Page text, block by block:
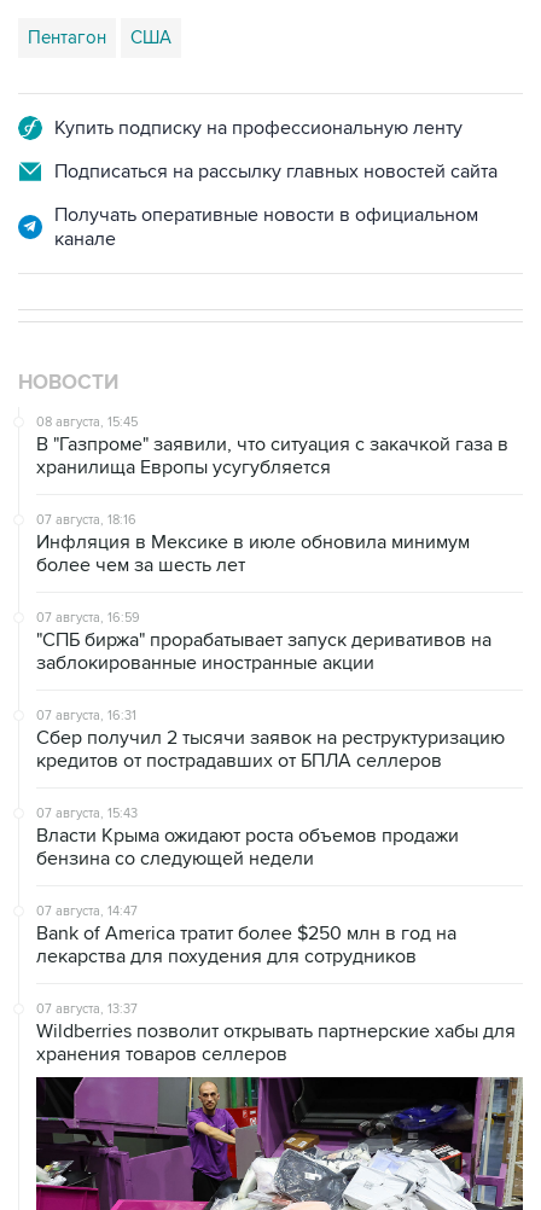
Подписаться на рассылку главных новостей сайта
Получать оперативные новости в официальном
08 августа, 15:45
В "Газпроме" заявили, что ситуация с закачкой газа в
хранилища Европы усугубляется
07 августа, 18:16
более чем за шесть лет
07 августа, 16:59
заблокированные иностранные акции
07 августа, 16:31
кредитов от пострадавших от БПЛА селлеров
07 августа, 15:43
бензина со следующей недели
07 августа, 14:47
лекарства для похудения для сотрудников
07 августа, 13:37
хранения товаров селлеров